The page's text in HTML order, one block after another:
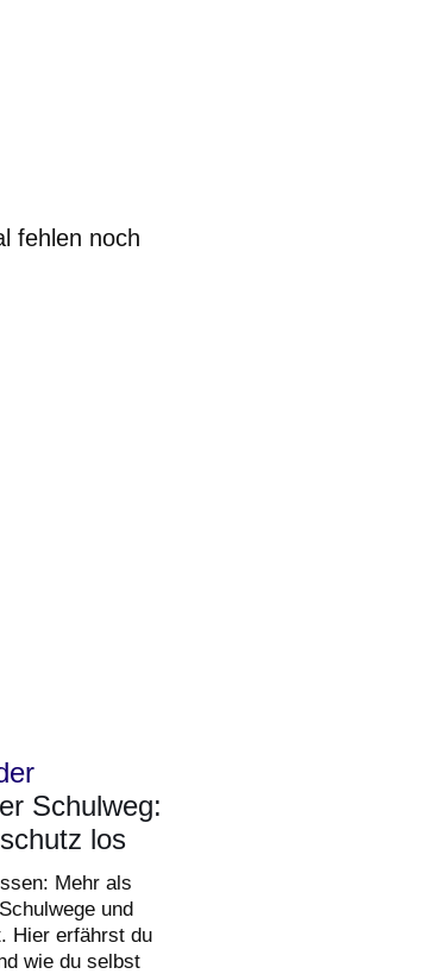
fehlen noch
Schulweg:
los
Mehr als
und
Hier erfährst du
wie du selbst